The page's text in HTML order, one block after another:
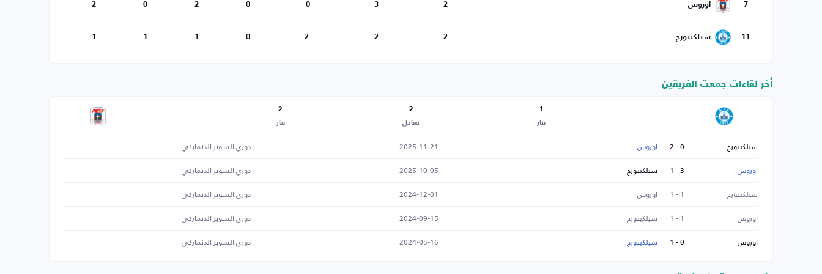
7 اوروس 2
3
0
0
2
0
2
11 سيلكيبورج 2
2
-2
0
1
1
1
أخر لقاءات جمعت الفريقين
1
فاز
2
تعادل
2
فاز
سيلكيبورج 0 - 2 اوروس 2025-11-21
دوري السوبر الدنماركي
اوروس
3 - 1 سيلكيبورج 2025-10-05
دوري السوبر الدنماركي
سيلكيبورج
1 - 1 اوروس 2024-12-01
دوري السوبر الدنماركي
اوروس
1 - 1 سيلكيبورج 2024-09-15
دوري السوبر الدنماركي
اوروس
0 - 1 سيلكيبورج 2024-05-16 دوري السوبر الدنماركي